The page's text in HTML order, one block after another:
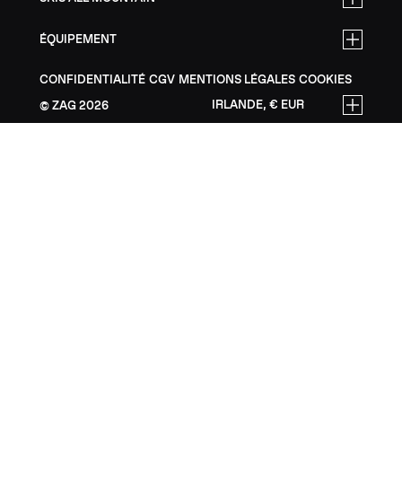
ÉQUIPEMENT
CONFIDENTIALITÉ CGV MENTIONS LÉGALES COOKIES
ZAG 2026 IRLANDE, € EUR